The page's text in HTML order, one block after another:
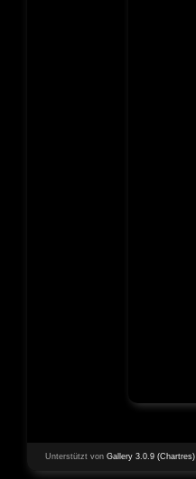
Unterstützt von Gallery 3.0.9 (Chartres)